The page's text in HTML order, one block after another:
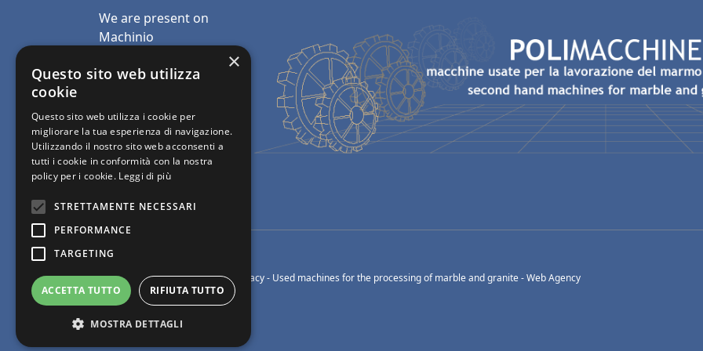
We are present on
Machinio
Email:
Phone: +39 045 2067911
Mobile:+39 348 5110011
© Polimacchine Verona Italia- Privacy- Used machines for the processing of marble and granite -Web Agency
×
Questo sito web utilizza
cookie
Questo sito web utilizza i cookie per
migliorare la tua esperienza di navigazione.
Utilizzando il nostro sito web acconsenti a
tutti i cookie in conformità con la nostra
policy per i cookie. Leggi di più
STRETTAMENTE NECESSARI
PERFORMANCE
TARGETING
ACCETTA TUTTO RIFIUTA TUTTO
MOSTRA DETTAGLI